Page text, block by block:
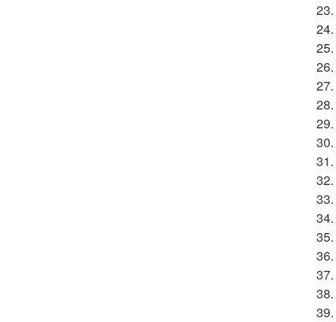
23.
24.
25.
26.
27.
28.
29.
30.
31.
32.
33.
34.
35.
36.
37.
38.
39.